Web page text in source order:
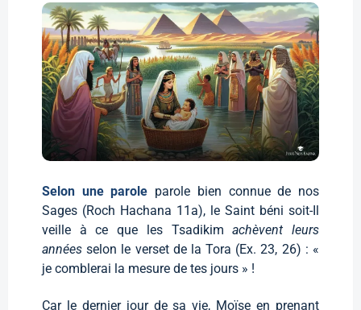
Selon une parole parole bien connue de nos
Sages (Roch Hachana 11a), le Saint béni soit-Il
veille à ce que les Tsadikimachèvent leurs
années selon le verset de la Tora (Ex. 23, 26) : «
je comblerai la mesure de tes jours » !
Car le dernier jour de sa vie, Moïse en prenant